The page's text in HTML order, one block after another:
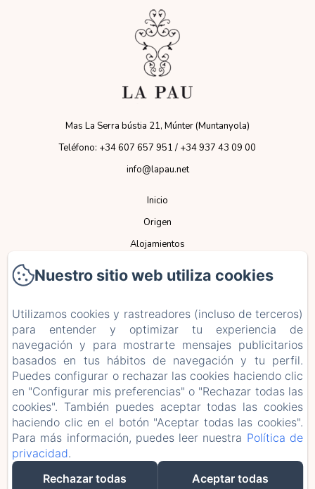
Mas La Serra bústia 21, Múnter (Muntanyola)
Teléfono: +34 607 657 951 / +34 937 43 09 00
info@lapau.net
Inicio
Origen
Alojamientos
Eventos
Normativa
Contacto
ES
CA
Desarrollado con Amenitiz
Nuestro sitio web utiliza cookies
Utilizamos cookies y rastreadores (incluso de terceros)
para entender y optimizar tu experiencia de
navegación y para mostrarte mensajes publicitarios
basados en tus hábitos de navegación y tu perfil.
Puedes configurar o rechazar las cookies haciendo clic
en "Configurar mis preferencias" o "Rechazar todas las
cookies". También puedes aceptar todas las cookies
haciendo clic en el botón "Aceptar todas las cookies".
Para más información, puedes leer nuestra Política de
privacidad.
Rechazar todas
Aceptar todas